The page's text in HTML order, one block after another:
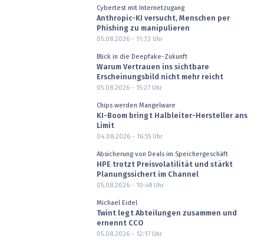
Cybertest mit Internetzugang
Anthropic-KI versucht, Menschen per
Phishing zu manipulieren
05.08.2026 - 11:33 Uhr
Blick in die Deepfake-Zukunft
Warum Vertrauen ins sichtbare
Erscheinungsbild nicht mehr reicht
05.08.2026 - 15:27Uhr
Chips werden Mangelware
KI-Boom bringt Halbleiter-Hersteller ans
Limit
04.08.2026 - 16:55Uhr
Absicherung von Deals im Speichergeschäft
HPE trotzt Preisvolatilität und stärkt
Planungssichert im Channel
05.08.2026 - 10:48Uhr
Michael Eidel
Twint legt Abteilungen zusammen und
ernennt CCO
05.08.2026 - 12:17Uhr